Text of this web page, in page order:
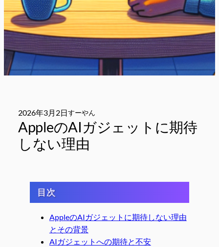
2026年3月2日すーやん
AppleのAIガジェットに期待
しない理由
目次
AppleのAIガジェットに期待しない理由
とその背景
AIガジェットへの期待と不安